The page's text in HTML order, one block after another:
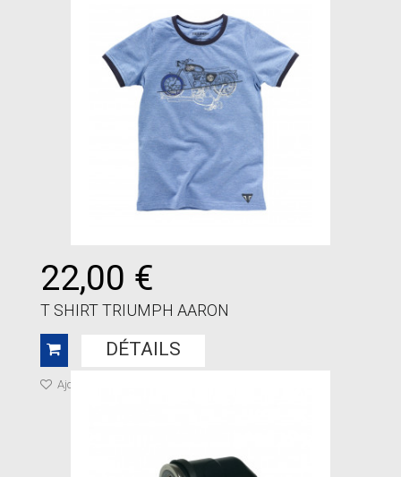
22,00 €
T SHIRT TRIUMPH AARON
DÉTAILS
Ajouter à ma liste de cadeaux